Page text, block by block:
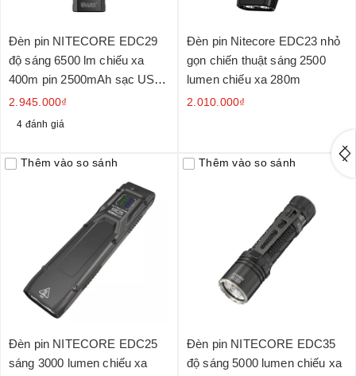
Đèn pin NITECORE EDC29
độ sáng 6500 lm chiếu xa
400m pin 2500mAh sạc USB-
C màn hình OLED
2.945.000₫
4 đánh giá
Đèn pin Nitecore EDC23 nhỏ
gọn chiến thuật sáng 2500
lumen chiếu xa 280m
2.010.000₫
Thêm vào so sánh
Đèn pin NITECORE EDC25
sáng 3000 lumen chiếu xa
Thêm vào so sánh
Đèn pin NITECORE EDC35
độ sáng 5000 lumen chiếu xa